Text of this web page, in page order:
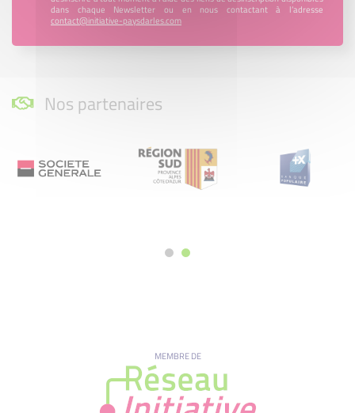
dans chaque Newsletter ou en nous contactant à l’adresse
contact@initiative-paysdarles.com
Nos partenaires
MEMBRE DE